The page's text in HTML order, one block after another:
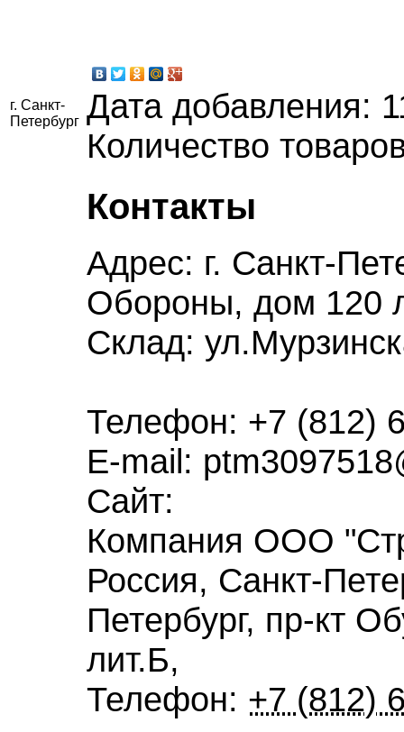
г. Санкт-
Петербург Дата добавления:
Количество
Контакты
Адрес: г. Санкт-
Обороны, дом 120
Склад:
Телефон: +7 (812)
E-mail:
Сайт:
Компания ООО
Россия, Санкт-
Петербург, пр-кт
лит.Б,
Телефон: +7 (812)